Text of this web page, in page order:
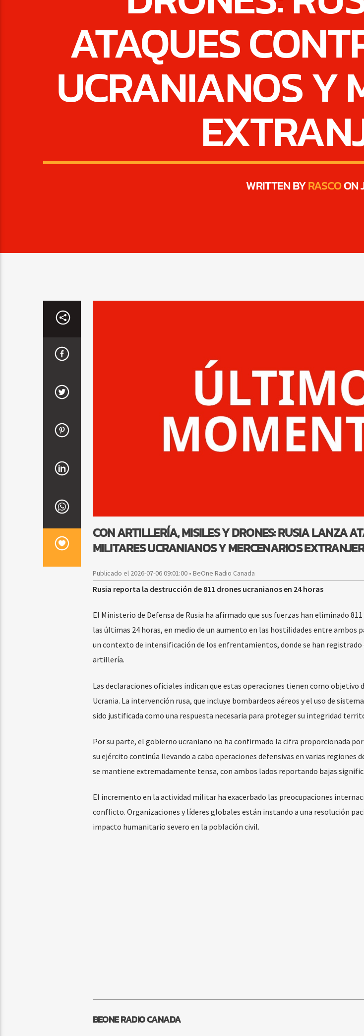
ATAQUES
UCRANIANOS Y
WRITTEN BYRASCOON
CON ARTILLERÍA, MISILES Y DRONES: RUSIA LANZA
MILITARES UCRANIANOS Y MERCENARIOS
Publicado el 2026-07-06 09:01:00 • BeOne Radio Canada
Rusia reporta la destrucción de 811 drones ucranianos en 24 horas
El Ministerio de Defensa de Rusia ha afirmado que sus fuerzas han eliminado
las últimas 24 horas, en medio de un aumento en las hostilidades entre ambos
un contexto de intensificación de los enfrentamientos, donde se han registrado
artillería.
Las declaraciones oficiales indican que estas operaciones tienen como
Ucrania. La intervención rusa, que incluye bombardeos aéreos y el uso de
sido justificada como una respuesta necesaria para proteger su integridad
Por su parte, el gobierno ucraniano no ha confirmado la cifra proporcionada
su ejército continúa llevando a cabo operaciones defensivas en varias regiones
se mantiene extremadamente tensa, con ambos lados reportando bajas
El incremento en la actividad militar ha exacerbado las preocupaciones
conflicto. Organizaciones y líderes globales están instando a una resolución
impacto humanitario severo en la población civil.
BEONE RADIO CANADA